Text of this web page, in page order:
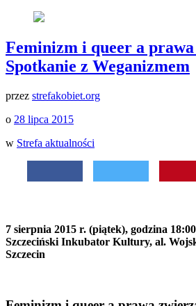
Feminizm i queer a
Spotkanie z Weganizmem
przez strefakobiet.org
o 28 lipca 2015
w Strefa aktualności
7 sierpnia 2015 r. (piątek), godzina
Szczeciński Inkubator Kultury, al.
Szczecin